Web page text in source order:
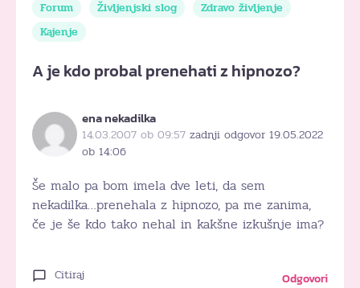
Forum Življenjski slog
Zdravo življenje
Kajenje
A je kdo probal prenehati z hipnozo?
ena nekadilka
14.03.2007 ob 09:57 zadnji odgovor 19.05.2022
ob 14:06
Še malo pa bom imela dve leti, da sem
nekadilka…prenehala z hipnozo, pa me zanima,
če je še kdo tako nehal in kakšne izkušnje ima?
Citiraj Odgovori